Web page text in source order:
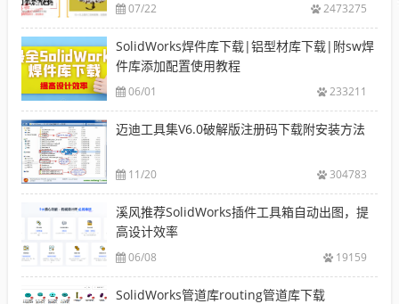
07/22 2473275
SolidWorks焊件库下载|铝型材库下载|附sw焊
件库添加配置使用教程
06/01 233211
迈迪工具集V6.0破解版注册码下载附安装方法
11/20 304783
溪风推荐SolidWorks插件工具箱自动出图，提
高设计效率
06/08 19159
SolidWorks管道库routing管道库下载